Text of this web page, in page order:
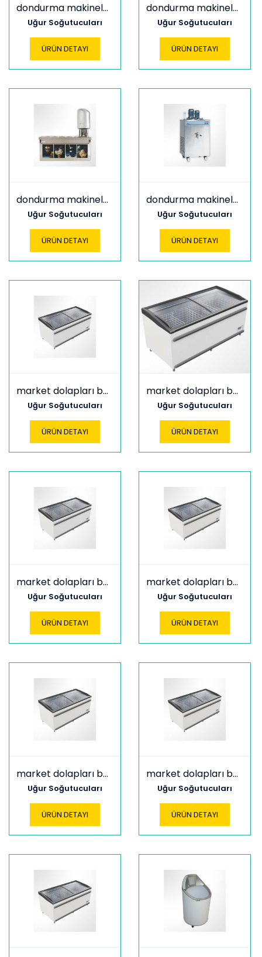
dondurma makineleri l30
Uğur Soğutucuları
ÜRÜN DETAYI
dondurma makineleri l350
Uğur Soğutucuları
ÜRÜN DETAYI
dondurma makineleri l40
Uğur Soğutucuları
ÜRÜN DETAYI
dondurma makineleri l55
Uğur Soğutucuları
ÜRÜN DETAYI
market dolapları bodrum 1850 ce cl
Uğur Soğutucuları
ÜRÜN DETAYI
market dolapları bodrum 1850 ce fr
Uğur Soğutucuları
ÜRÜN DETAYI
market dolapları bodrum 1850 cl
Uğur Soğutucuları
ÜRÜN DETAYI
market dolapları bodrum 1850 fr
Uğur Soğutucuları
ÜRÜN DETAYI
market dolapları bodrum 2100 cl
Uğur Soğutucuları
ÜRÜN DETAYI
market dolapları bodrum 2100 fr
Uğur Soğutucuları
ÜRÜN DETAYI